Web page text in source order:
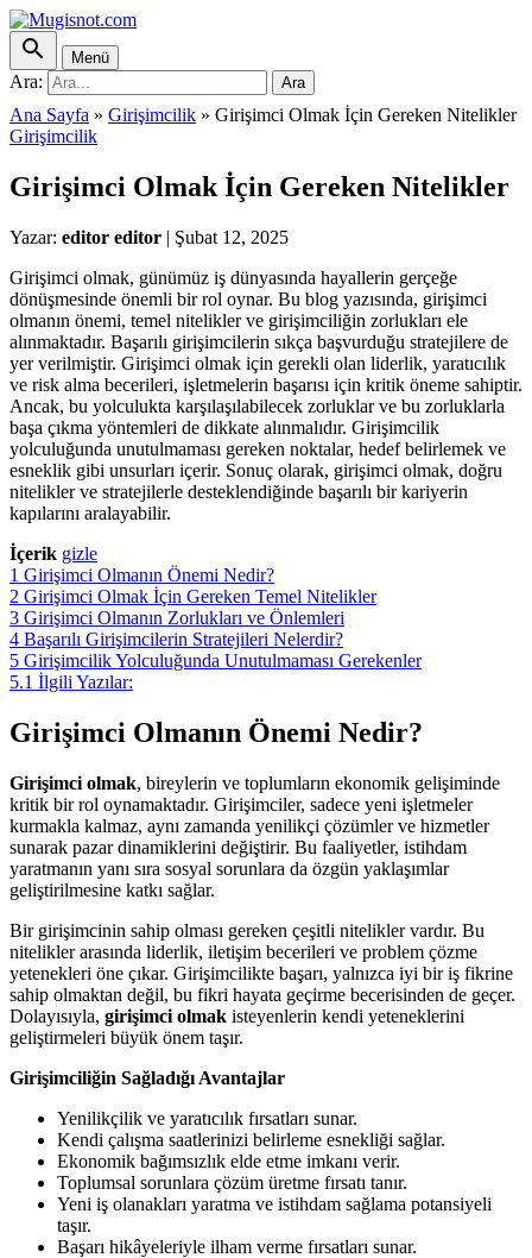
Menü
Ara: Ara
Ana Sayfa » Girişimcilik » Girişimci Olmak İçin Gereken Nitelikler
Girişimcilik
Girişimci Olmak İçin Gereken Nitelikler
Yazar: editor editor | Şubat 12, 2025
Girişimci olmak, günümüz iş dünyasında hayallerin gerçeğe
dönüşmesinde önemli bir rol oynar. Bu blog yazısında, girişimci
olmanın önemi, temel nitelikler ve girişimciliğin zorlukları ele
alınmaktadır. Başarılı girişimcilerin sıkça başvurduğu stratejilere de
yer verilmiştir. Girişimci olmak için gerekli olan liderlik, yaratıcılık
ve risk alma becerileri, işletmelerin başarısı için kritik öneme sahiptir.
Ancak, bu yolculukta karşılaşılabilecek zorluklar ve bu zorluklarla
başa çıkma yöntemleri de dikkate alınmalıdır. Girişimcilik
yolculuğunda unutulmaması gereken noktalar, hedef belirlemek ve
esneklik gibi unsurları içerir. Sonuç olarak, girişimci olmak, doğru
nitelikler ve stratejilerle desteklendiğinde başarılı bir kariyerin
kapılarını aralayabilir.
İçerik gizle
1 Girişimci Olmanın Önemi Nedir?
2 Girişimci Olmak İçin Gereken Temel Nitelikler
3 Girişimci Olmanın Zorlukları ve Önlemleri
4 Başarılı Girişimcilerin Stratejileri Nelerdir?
5 Girişimcilik Yolculuğunda Unutulmaması Gerekenler
5.1 İlgili Yazılar:
Girişimci Olmanın Önemi Nedir?
Girişimci olmak, bireylerin ve toplumların ekonomik gelişiminde
kritik bir rol oynamaktadır. Girişimciler, sadece yeni işletmeler
kurmakla kalmaz, aynı zamanda yenilikçi çözümler ve hizmetler
sunarak pazar dinamiklerini değiştirir. Bu faaliyetler, istihdam
yaratmanın yanı sıra sosyal sorunlara da özgün yaklaşımlar
geliştirilmesine katkı sağlar.
Bir girişimcinin sahip olması gereken çeşitli nitelikler vardır. Bu
nitelikler arasında liderlik, iletişim becerileri ve problem çözme
yetenekleri öne çıkar. Girişimcilikte başarı, yalnızca iyi bir iş fikrine
sahip olmaktan değil, bu fikri hayata geçirme becerisinden de geçer.
Dolayısıyla, girişimci olmak isteyenlerin kendi yeteneklerini
geliştirmeleri büyük önem taşır.
Girişimciliğin Sağladığı Avantajlar
Yenilikçilik ve yaratıcılık fırsatları sunar.
Kendi çalışma saatlerinizi belirleme esnekliği sağlar.
Ekonomik bağımsızlık elde etme imkanı verir.
Toplumsal sorunlara çözüm üretme fırsatı tanır.
Yeni iş olanakları yaratma ve istihdam sağlama potansiyeli
taşır.
Başarı hikâyeleriyle ilham verme fırsatları sunar.